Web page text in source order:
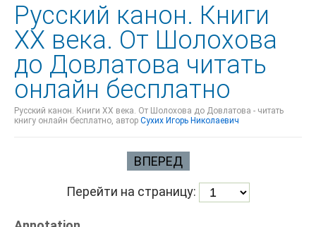
Русский канон. Книги
ХХ века. От Шолохова
до Довлатова читать
онлайн бесплатно
Русский канон. Книги ХХ века. От Шолохова до Довлатова - читать
книгу онлайн бесплатно, автор Сухих Игорь Николаевич
ВПЕРЕД
Перейти на страницу: